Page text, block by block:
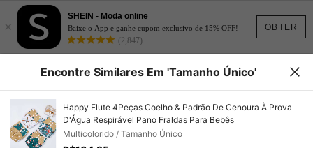
OBTER
×
SHEIN - Moda online
Baixe o App e ganhe cupom exclusivo de 15% OFF!
(2,847)
Encontre Similares Em 'Tamanho Único'
Happy Flute 4Peças Coelho & Padrão De Cenoura À Prova
D'Água Respirável Pano Fraldas Para Bebês
Multicolorido / Tamanho Único